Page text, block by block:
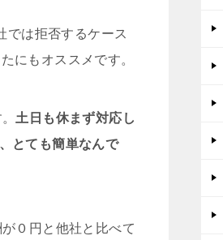
では拒否するケース
にもオススメです。
土日も休まず対応し
とても簡単なんで
０円と他社と比べて